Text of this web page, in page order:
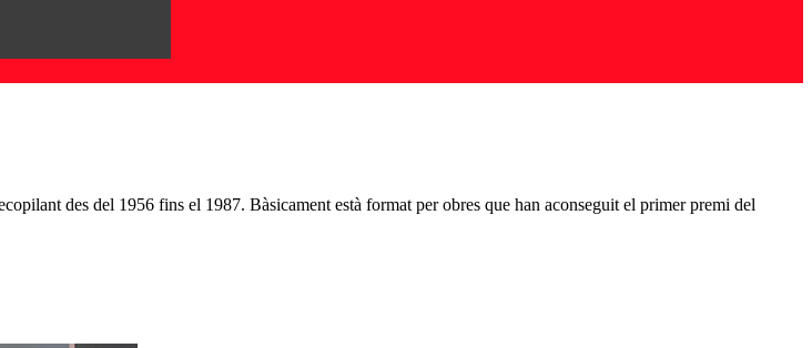
des del 1956 fins el 1987. Bàsicament està format per obres que han aconseguit el primer premi del